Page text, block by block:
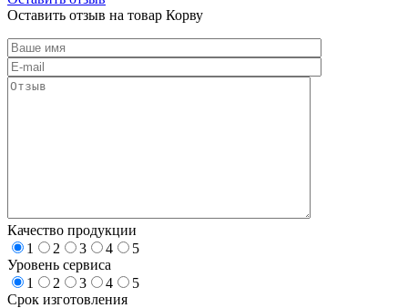
Оставить отзыв на товар Корву
Качество продукции
1
2 3 4
5
Уровень сервиса
1
2 3 4
5
Срок изготовления